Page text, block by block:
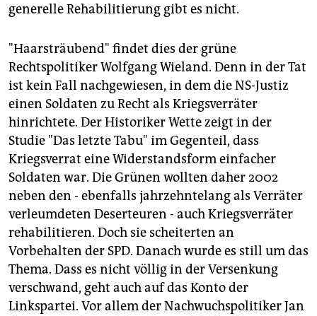
generelle Rehabilitierung gibt es nicht.
"Haarsträubend" findet dies der grüne
Rechtspolitiker Wolfgang Wieland. Denn in der Tat
ist kein Fall nachgewiesen, in dem die NS-Justiz
einen Soldaten zu Recht als Kriegsverräter
hinrichtete. Der Historiker Wette zeigt in der
Studie "Das letzte Tabu" im Gegenteil, dass
Kriegsverrat eine Widerstandsform einfacher
Soldaten war. Die Grünen wollten daher 2002
neben den - ebenfalls jahrzehntelang als Verräter
verleumdeten Deserteuren - auch Kriegsverräter
rehabilitieren. Doch sie scheiterten an
Vorbehalten der SPD. Danach wurde es still um das
Thema. Dass es nicht völlig in der Versenkung
verschwand, geht auch auf das Konto der
Linkspartei. Vor allem der Nachwuchspolitiker Jan